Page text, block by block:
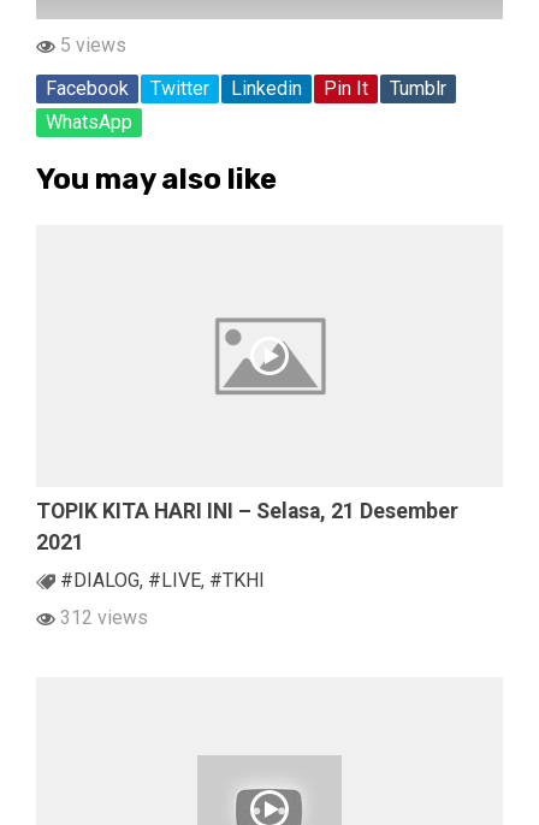
5 views
Facebook
Twitter Linkedin Pin It
Tumblr
WhatsApp
You may also like
TOPIK KITA HARI INI – Selasa, 21 Desember
2021
#DIALOG, #LIVE, #TKHI
312 views